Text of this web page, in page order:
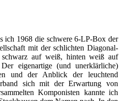
ich 1968 die schwere 6-LP-Box der
mit der schlichten Diagonal-
schwarz auf weiß, hinten weiß auf
eigenartige (und unerklärliche)
und der Anblick der leuchtend
sich mit der Erwartung von
Komponisten kannte ich